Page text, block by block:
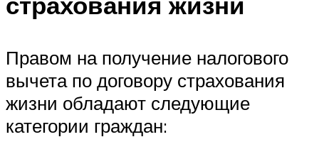
Правом на получение налогового
вычета по договору страхования
жизни обладают следующие
категории граждан: